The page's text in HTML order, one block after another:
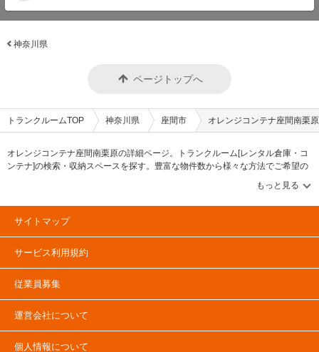
神奈川県
ページトップへ
トランクルームTOP 神奈川県 座間市 オレンジコンテナ座間南栗
オレンジコンテナ座間南栗原の詳細ページ。トランクルーム[レンタル倉庫・コ
ンテナ]の検索・収納スペースを探す。豊富な物件数から様々な方法でご希望の
収納スペースを簡単に探せるトランクルーム情報サイトです。オレンジコンテ
ナ座間南栗原の住所・最寄りの駅、物件タイプのご紹介や料金表、お得なキャ
ンペーン情報もあります。気になる物件タイプを見つけたら、メールか電話で
お問合せが可能です（無料）。
サイトマップ
サービス利用規約
従業員募集
運営会社について
個人情報について